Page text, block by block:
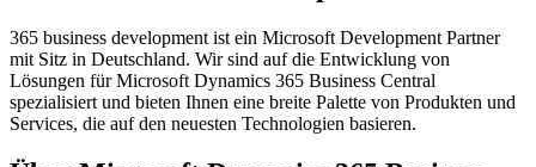
365 business development ist ein Microsoft Development Partner
mit Sitz in Deutschland. Wir sind auf die Entwicklung von
Lösungen für Microsoft Dynamics 365 Business Central
spezialisiert und bieten Ihnen eine breite Palette von Produkten und
Services, die auf den neuesten Technologien basieren.